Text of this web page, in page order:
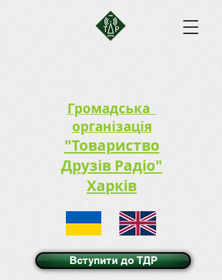
Громадська
організація
"Товариство
Друзів Радіо"
Харків
Вступити до ТДР